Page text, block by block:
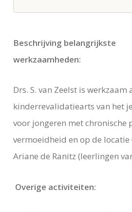
Beschrijving belangrijkste
werkzaamheden:
Drs. S. van Zeelst is werkzaam
kinderrevalidatiearts van het
voor jongeren met chronische
vermoeidheid en op de locatie
Ariane de Ranitz (leerlingen
Overige activiteiten: